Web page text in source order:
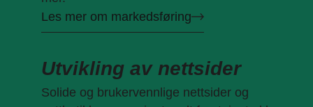
Les mer om markedsføring
Utvikling av nettsider
Solide og brukervennlige nettsider og